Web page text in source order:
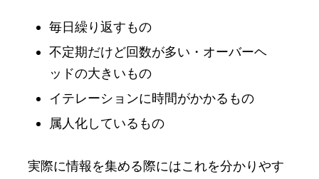
毎日繰り返すもの
不定期だけど回数が多い・オーバーヘ
ッドの大きいもの
イテレーションに時間がかかるもの
属人化しているもの
実際に情報を集める際にはこれを分かりやす